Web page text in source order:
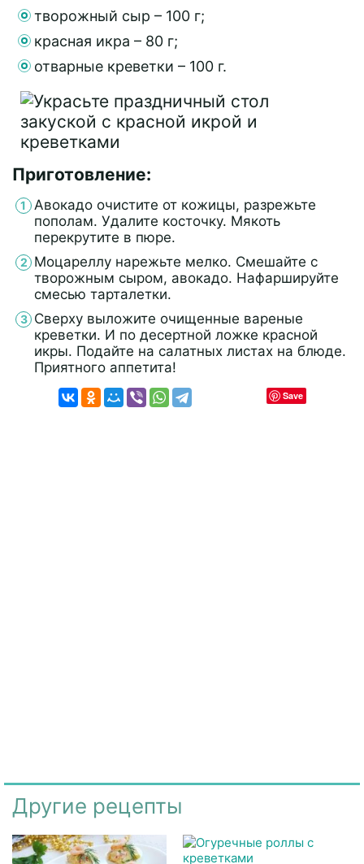
творожный сыр – 100 г;
красная икра – 80 г;
отварные креветки – 100 г.
Приготовление:
Авокадо очистите от кожицы, разрежьте
пополам. Удалите косточку. Мякоть
перекрутите в пюре.
Моцареллу нарежьте мелко. Смешайте с
творожным сыром, авокадо. Нафаршируйте
смесью тарталетки.
Сверху выложите очищенные вареные
креветки. И по десертной ложке красной
икры. Подайте на салатных листах на блюде.
Приятного аппетита!
Save
Другие рецепты